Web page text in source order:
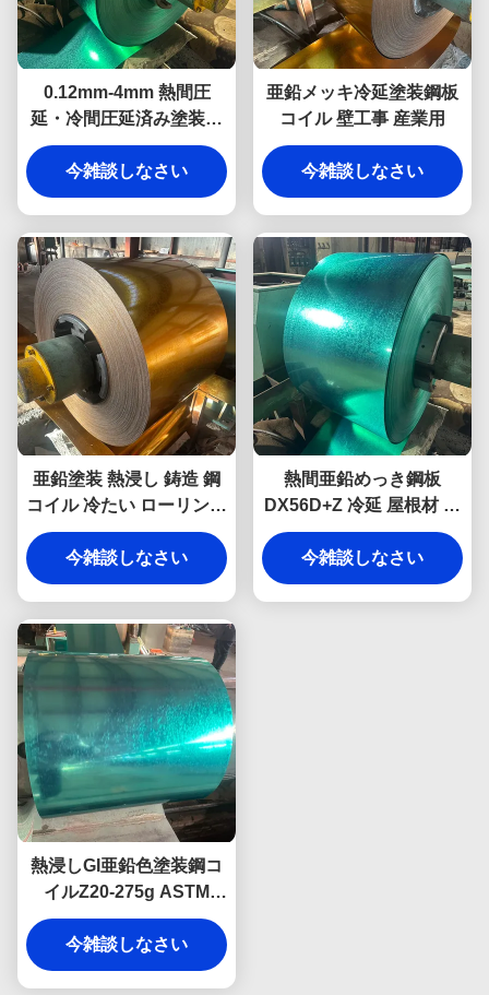
0.12mm-4mm 熱間圧
延・冷間圧延済み塗装ガ
ルバリウム鋼板コイル
（建築用）
今雑談しなさい
亜鉛メッキ冷延塗装鋼板
コイル 壁工事 産業用
今雑談しなさい
亜鉛塗装 熱浸し 鋳造 鋼
コイル 冷たい ローリング
Ppgi 鋼コイル
今雑談しなさい
熱間亜鉛めっき鋼板
DX56D+Z 冷延 屋根材 自
動車用 工業用
今雑談しなさい
熱浸しGI亜鉛色塗装鋼コ
イルZ20-275g ASTM
A653
今雑談しなさい